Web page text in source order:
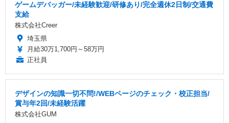
ゲームデバッガー/未経験歓迎/研修あり/完全週休2日制/交通費
支給
株式会社Creer
埼玉県
月給30万1,700円～58万円
正社員
デザインの知識一切不問!/WEBページのチェック・校正担当/
賞与年2回/未経験活躍
株式会社GUM